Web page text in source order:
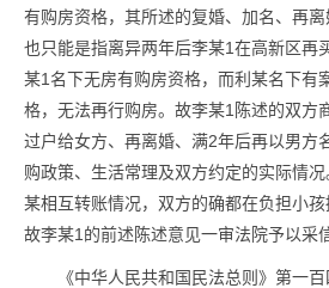
有购房资格，其所述的复婚、加名、再离
也只能是指离异两年后李某1在高新区再
某1名下无房有购房资格，而利某名下有
格，无法再行购房。故李某1陈述的双方
过户给女方、再离婚、满2年后再以男方
购政策、生活常理及双方约定的实际情
某相互转账情况，双方的确都在负担小孩
故李某1的前述陈述意见一审法院予以采信
《中华人民共和国民法总则》第一